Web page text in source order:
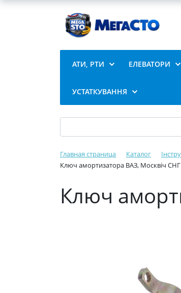
АТИ, РТИ ЕЛЕВАТОРИ
УСТАТКУВАННЯ
Главная страница Каталог
Ключ амортизатора ВАЗ, Москвіч СНГ
Ключ